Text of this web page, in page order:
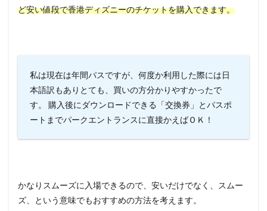
ど安い値段で香港ディズニーのチケットを購入できます。
私は現在は年間パスですが、何度か利用した際には日
本語訳もありとても、買いの方分かりやすかったで
す。 購入後にダウンロードできる「交換券」とパスポ
ートまでパークエントランスに直接かえばＯＫ ！
かなりスムーズに入場できるので、安いだけでなく、スムー
ズ、という意味でもおすすめの方法を考えます。